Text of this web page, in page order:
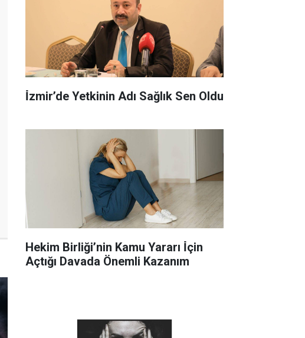
İ̇zmir’de Yetkinin Adı Sağlık Sen Oldu
Hekim Birliği’nin Kamu Yararı İ̇çin
Açtığı Davada Önemli Kazanım